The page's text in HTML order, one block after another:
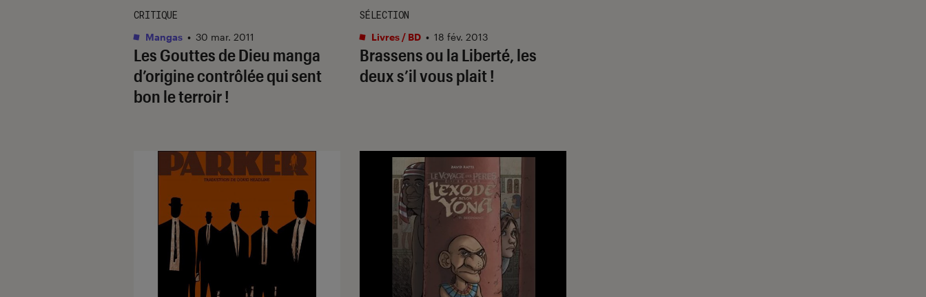
Les Gouttes de Dieu manga
d’origine contrôlée qui sent
bon le terroir !
CRITIQUE
Mangas • 30 mar. 2011
Brassens ou la Liberté, les
deux s’il vous plait !
SÉLECTION
Livres / BD • 18 fév. 2013